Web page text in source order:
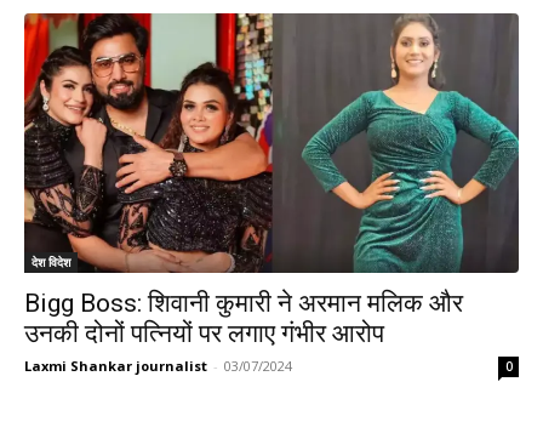
देश विदेश
Bigg Boss: शिवानी कुमारी ने अरमान मलिक और
उनकी दोनों पत्नियों पर लगाए गंभीर आरोप
Laxmi Shankar journalist - 03/07/2024 0